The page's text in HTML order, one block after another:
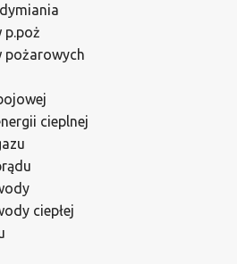
p.poż
pożarowych
cieplnej
ciepłej